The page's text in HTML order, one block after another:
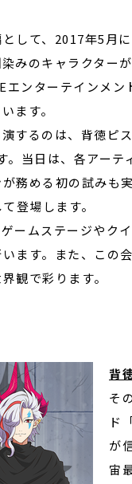
して、2017年5月
みのキャラクター
ンターテインメン
ます。
するのは、背徳
当日は、各アー
める初の試みも
登場します。
ームステージやク
ます。また、この
観で彩ります。
背
そ
ド
が
宙